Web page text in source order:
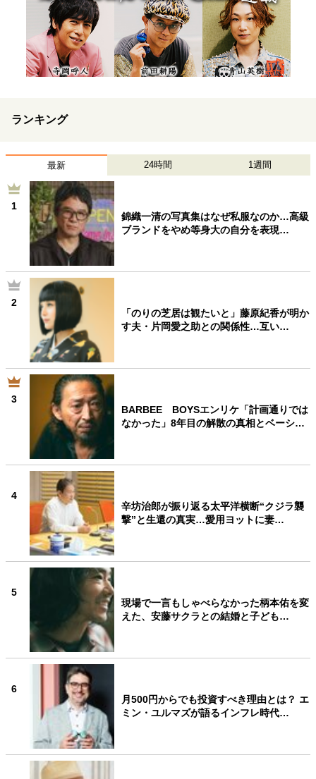
ランキング
最新 24時間 1週間
1
錦織一清の写真集はなぜ私服なのか…高級
ブランドをやめ等身大の自分を表現…
2
「のりの芝居は観たいと」藤原紀香が明か
す夫・片岡愛之助との関係性…互い…
3
BARBEE BOYSエンリケ「計画通りでは
なかった」8年目の解散の真相とベーシ…
4
辛坊治郎が振り返る太平洋横断“クジラ襲
撃”と生還の真実…愛用ヨットに妻…
5
現場で一言もしゃべらなかった柄本佑を変
えた、安藤サクラとの結婚と子ども…
6
月500円からでも投資すべき理由とは？ エ
ミン・ユルマズが語るインフレ時代…